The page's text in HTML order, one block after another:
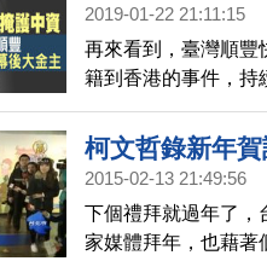
2019-01-22 21:11:15
再來看到，臺灣順豐
籍到香港的事件，持
義，在臺灣，行統戰
柯文哲錄新年
2015-02-13 21:49:56
下個禮拜就過年了，
家媒體拜年，也藉著